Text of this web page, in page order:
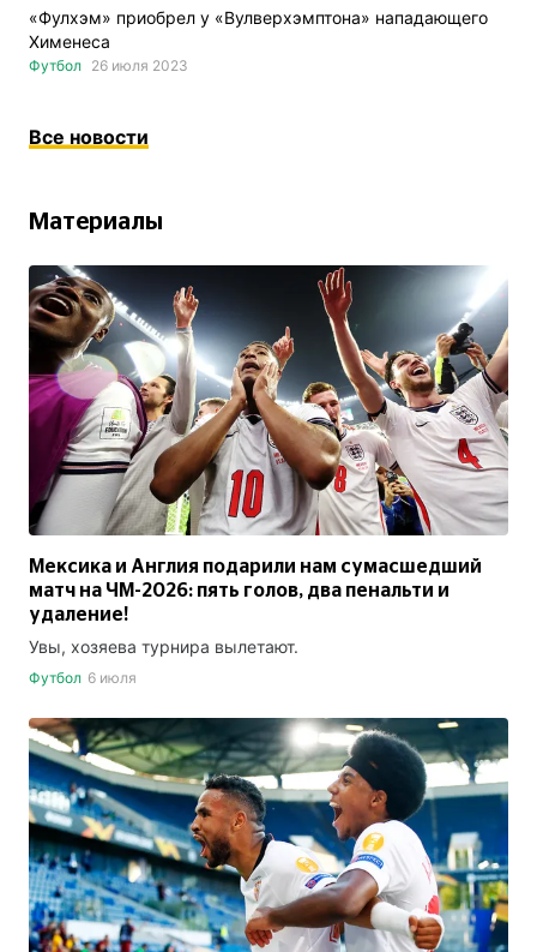
«Фулхэм» приобрел у «Вулверхэмптона» нападающего
Хименеса
Футбол 26 июля 2023
Все новости
Материалы
Мексика и Англия подарили нам сумасшедший
матч на ЧМ-2026: пять голов, два пенальти и
удаление!
Увы, хозяева турнира вылетают.
Футбол 6 июля